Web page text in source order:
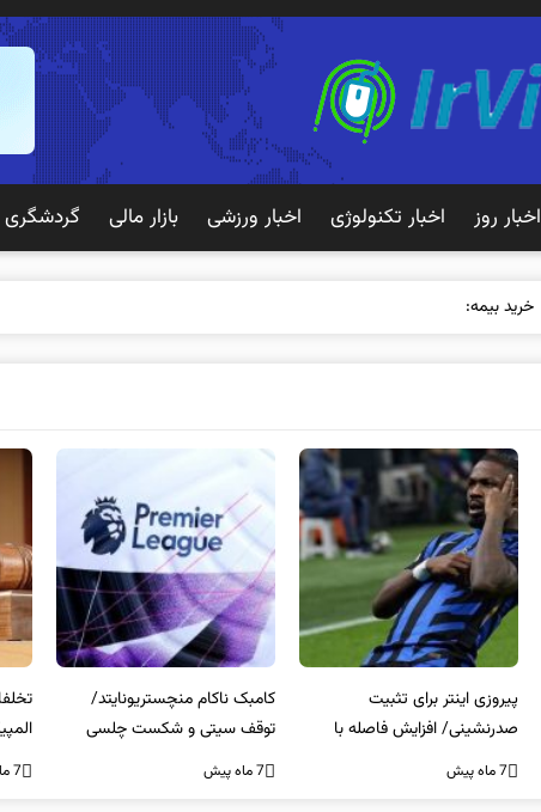
اخبار روز اخبار تکنولوژی اخبار ورزشی بازار مالی گردشگری
خرید بیمه: سنتی یا آنلاین؟ کدامیک تج
پیروزی اینتر برای تثبیت
صدرنشینی/ افزایش فاصله با
ناپولی
7 ماه پیش
کامبک ناکام منچستریونایتد/
توقف سیتی و شکست چلسی
7 ماه پیش 7 ماه پیش